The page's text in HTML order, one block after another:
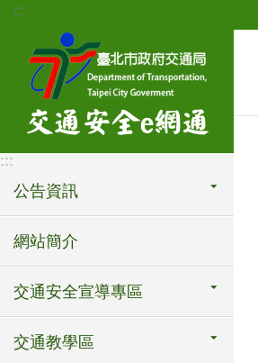
跳到主要內容區塊
:::
:::
公告資訊
網站簡介
交通安全宣導專區
交通教學區